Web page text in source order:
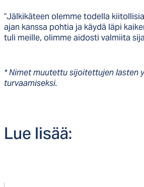
”Jälkikäteen olemme todella
ajan kanssa pohtia ja käydä läpi
tuli meille, olimme aidosti valmiita
* Nimet muutettu sijoitettujen lasten
turvaamiseksi.
Lue li­sää: